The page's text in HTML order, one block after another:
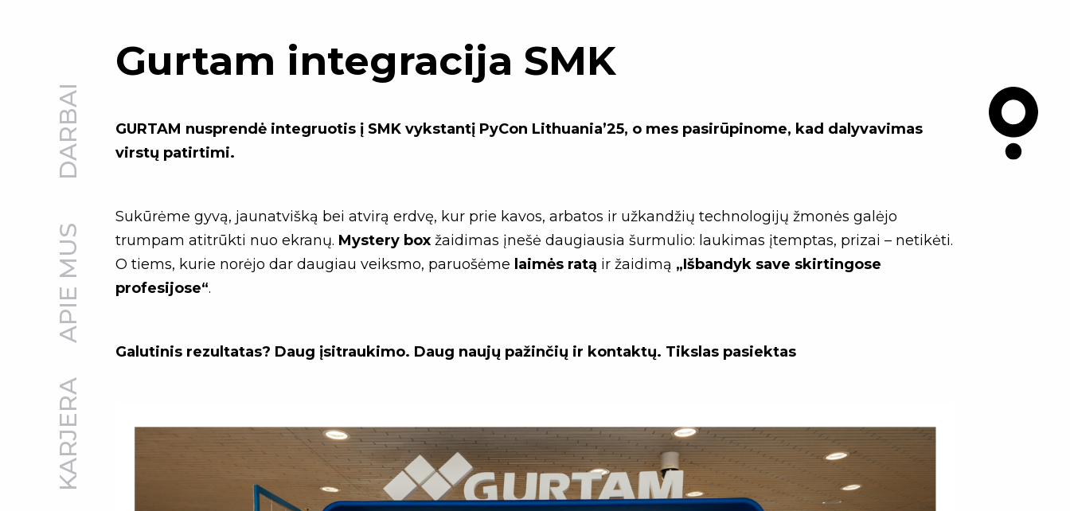
KARJERA
APIE MUS
DARBAI
Gurtam integracija SMK
GURTAM nusprendė integruotis į SMK vykstantį PyCon Lithuania’25, o mes pasirūpinome, kad dalyvavimas
virstų patirtimi.
Sukūrėme gyvą, jaunatvišką bei atvirą erdvę, kur prie kavos, arbatos ir užkandžių technologijų žmonės galėjo
trumpam atitrūkti nuo ekranų. Mystery box žaidimas įnešė daugiausia šurmulio: laukimas įtemptas, prizai – netikėti.
O tiems, kurie norėjo dar daugiau veiksmo, paruošėme laimės ratą ir žaidimą „Išbandyk save skirtingose
profesijose“.
Galutinis rezultatas? Daug įsitraukimo. Daug naujų pažinčių ir kontaktų. Tikslas pasiektas